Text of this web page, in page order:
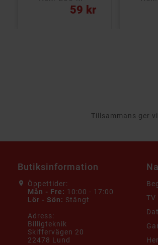
139 kr
Tillsammans ger
Butiksinformation
Öppettider:
Mån - Fre: 10:00 - 17:00
Lör - Sön: Stängt
Adress:
Billigteknik
Skiffervägen 20
22478 Lund
TV